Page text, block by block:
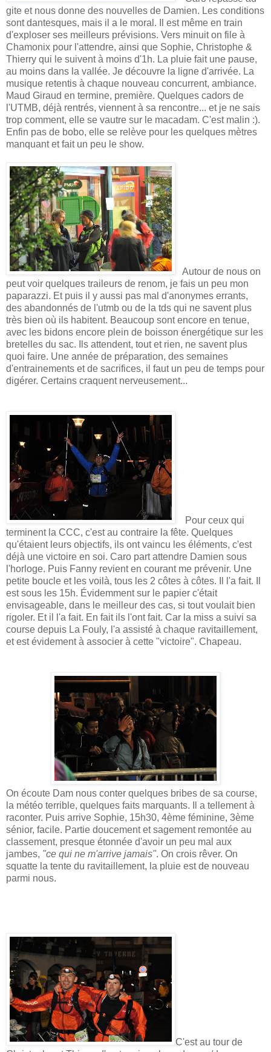
gite et nous donne des nouvelles de Damien. Les conditions
sont dantesques, mais il a le moral. Il est même en train
d'exploser ses meilleurs prévisions. Vers minuit on file à
Chamonix pour l'attendre, ainsi que Sophie, Christophe &
Thierry qui le suivent à moins d'1h. La pluie fait une pause,
au moins dans la vallée. Je découvre la ligne d'arrivée. La
musique retentis à chaque nouveau concurrent, ambiance.
Maud Giraud en termine, première. Quelques cadors de
l'UTMB, déjà rentrés, viennent à sa rencontre... et je ne sais
trop comment, elle se vautre sur le macadam. C'est malin :).
Enfin pas de bobo, elle se relève pour les quelques mètres
manquant et fait un peu le show.
Autour de nous on
peut voir quelques traileurs de renom, je fais un peu mon
paparazzi. Et puis il y aussi pas mal d'anonymes errants,
des abandonnés de l'utmb ou de la tds qui ne savent plus
très bien où ils habitent. Beaucoup sont encore en tenue,
avec les bidons encore plein de boisson énergétique sur les
bretelles du sac. Ils attendent, tout et rien, ne savent plus
quoi faire. Une année de préparation, des semaines
d'entrainements et de sacrifices, il faut un peu de temps pour
digérer. Certains craquent nerveusement...
Pour ceux qui
terminent la CCC, c'est au contraire la fête. Quelques
qu'étaient leurs objectifs, ils ont vaincu les éléments, c'est
déjà une victoire en soi. Caro part attendre Damien sous
l'horloge. Puis Fanny revient en courant me prévenir. Une
petite boucle et les voilà, tous les 2 côtes à côtes. Il l'a fait. Il
est sous les 15h. Évidemment sur le papier c'était
envisageable, dans le meilleur des cas, si tout voulait bien
rigoler. Et il l'a fait. En fait ils l'ont fait. Car la miss a suivi sa
course depuis La Fouly, l'a assisté à chaque ravitaillement,
et est évidement à associer à cette "victoire". Chapeau.
On écoute Dam nous conter quelques bribes de sa course,
la météo terrible, quelques faits marquants. Il a tellement à
raconter. Puis arrive Sophie, 15h30, 4ème féminine, 3ème
sénior, facile. Partie doucement et sagement remontée au
classement, presque étonnée d'avoir un peu mal aux
jambes, "ce qui ne m'arrive jamais". On crois rêver. On
squatte la tente du ravitaillement, la pluie est de nouveau
parmi nous.
C'est au tour de